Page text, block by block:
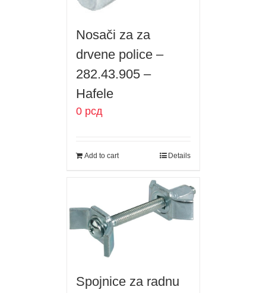
Nosači za za
drvene police –
282.43.905 –
Hafele
0 рсд
Add to cart Details
Spojnice za radnu